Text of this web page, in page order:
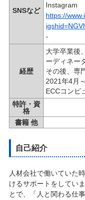
SNSなど
Instagram
https://
-
経歴
大学卒業後
ーディネー
その後、専
2021年4月～
ECCコンピ
特許・資
格
書籍 他
自己紹介
人材会社で働いていた
けるサポートをしてい
とで、「人と関わる仕